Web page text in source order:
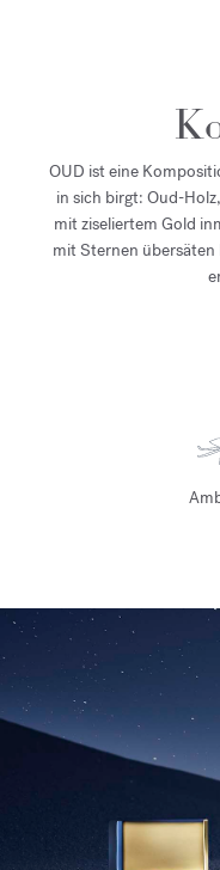
OUD ist eine
in sich birgt: Oud-
mit ziseliertem Gold
mit Sternen übersäten